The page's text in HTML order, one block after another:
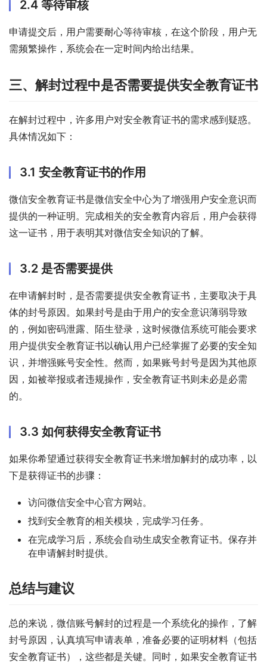
2.4 等待审核
申请提交后，用户需要耐心等待审核，在这个阶段，用户无
需频繁操作，系统会在一定时间内给出结果。
三、解封过程中是否需要提供安全教育证书
在解封过程中，许多用户对安全教育证书的需求感到疑惑。
具体情况如下：
3.1 安全教育证书的作用
微信安全教育证书是微信安全中心为了增强用户安全意识而
提供的一种证明。完成相关的安全教育内容后，用户会获得
这一证书，用于表明其对微信安全知识的了解。
3.2 是否需要提供
在申请解封时，是否需要提供安全教育证书，主要取决于具
体的封号原因。如果封号是由于用户的安全意识薄弱导致
的，例如密码泄露、陌生登录，这时候微信系统可能会要求
用户提供安全教育证书以确认用户已经掌握了必要的安全知
识，并增强账号安全性。然而，如果账号封号是因为其他原
因，如被举报或者违规操作，安全教育证书则未必是必需
的。
3.3 如何获得安全教育证书
如果你希望通过获得安全教育证书来增加解封的成功率，以
下是获得证书的步骤：
访问微信安全中心官方网站。
找到安全教育的相关模块，完成学习任务。
在完成学习后，系统会自动生成安全教育证书。保存并
在申请解封时提供。
总结与建议
总的来说，微信账号解封的过程是一个系统化的操作，了解
封号原因，认真填写申请表单，准备必要的证明材料（包括
安全教育证书），这些都是关键。同时，如果安全教育证书